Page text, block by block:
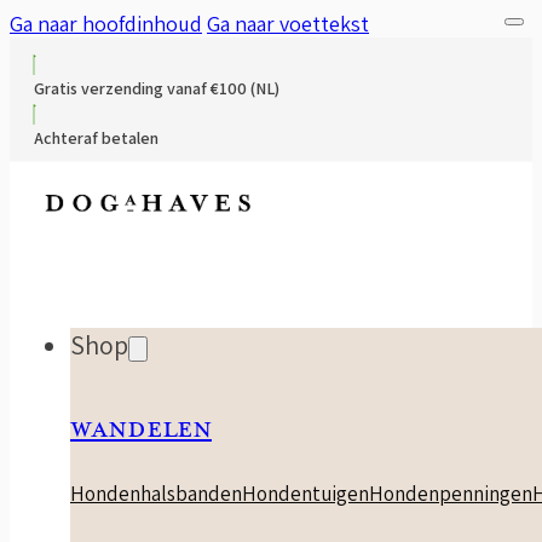
Ga naar hoofdinhoud Ga naar voettekst
Gratis verzending vanaf €100 (NL)
Achteraf betalen
Shop
WANDELEN
HondenhalsbandenHondentuigenHondenpenningen